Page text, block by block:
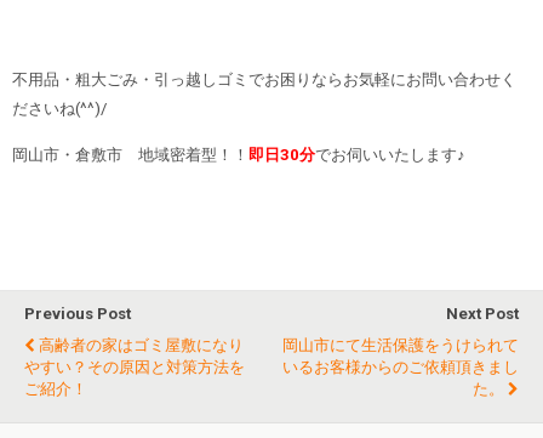
不用品・粗大ごみ・引っ越しゴミでお困りならお気軽にお問い合わせく
ださいね(^^)/
岡山市・倉敷市 地域密着型！！ 即日30分でお伺いいたします♪
Previous Post
高齢者の家はゴミ屋敷になり
やすい？その原因と対策方法を
ご紹介！
Next Post
岡山市にて生活保護をうけられて
いるお客様からのご依頼頂きまし
た。